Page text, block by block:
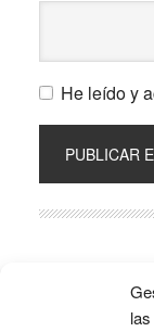
He leído y
lateral
Popular